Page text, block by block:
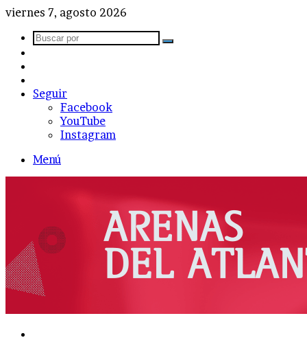
viernes 7, agosto 2026
Buscar
azar
Seguir
Facebook
YouTube
Instagram
Menú